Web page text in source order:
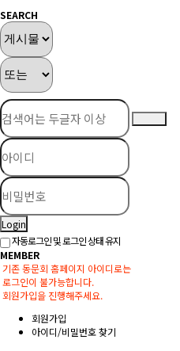
SEARCH
Login
자동로그인 및 로그인 상태 유지
MEMBER
기존 동문회 홈페이지 아이디로는
로그인이 불가능합니다.
회원가입을 진행해주세요.
회원가입
아이디/비밀번호 찾기